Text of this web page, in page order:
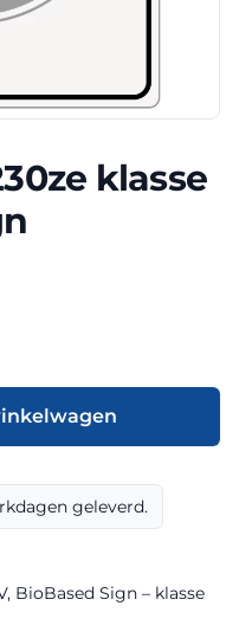
klasse
geleverd.
, BioBased Sign – klasse